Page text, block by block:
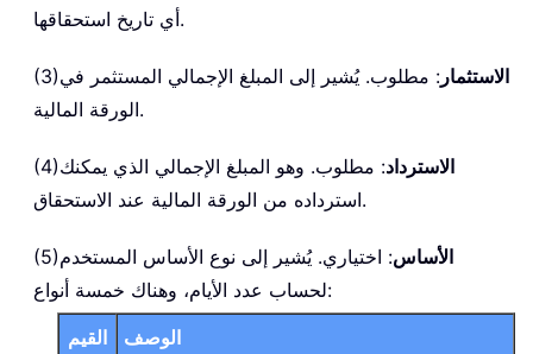
أي تاريخ استحقاقها.
(3) الاستثمار : مطلوب. يُشير إلى المبلغ الإجمالي المستثمر في
الورقة المالية.
(4) الاسترداد: مطلوب. وهو المبلغ الإجمالي الذي يمكنك
استرداده من الورقة المالية عند الاستحقاق.
(5) الأساس: اختياري. يُشير إلى نوع الأساس المستخدم
لحساب عدد الأيام، وهناك خمسة أنواع:
القيم
الوصف